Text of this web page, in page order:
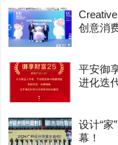
创意消
平安御
进化迭
设计“家
幕！